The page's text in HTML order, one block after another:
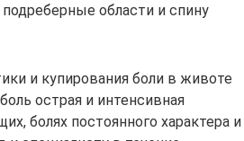
области и спину
и купирования боли в животе
острая и интенсивная
болях постоянного характера и